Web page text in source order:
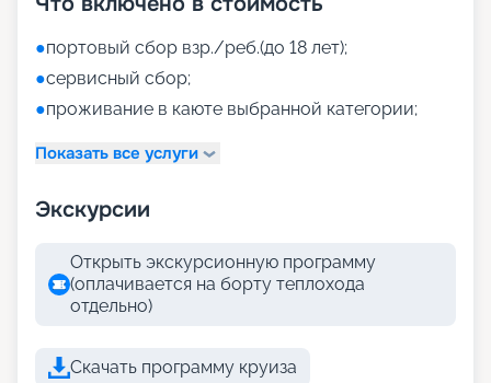
●портовый сбор взр./реб.(до 18 лет);
●сервисный сбор;
●проживание в каюте выбранной категории;
Показать все услуги
Экскурсии
Открыть экскурсионную программу
(оплачивается на борту теплохода
отдельно)
Скачать программу круиза